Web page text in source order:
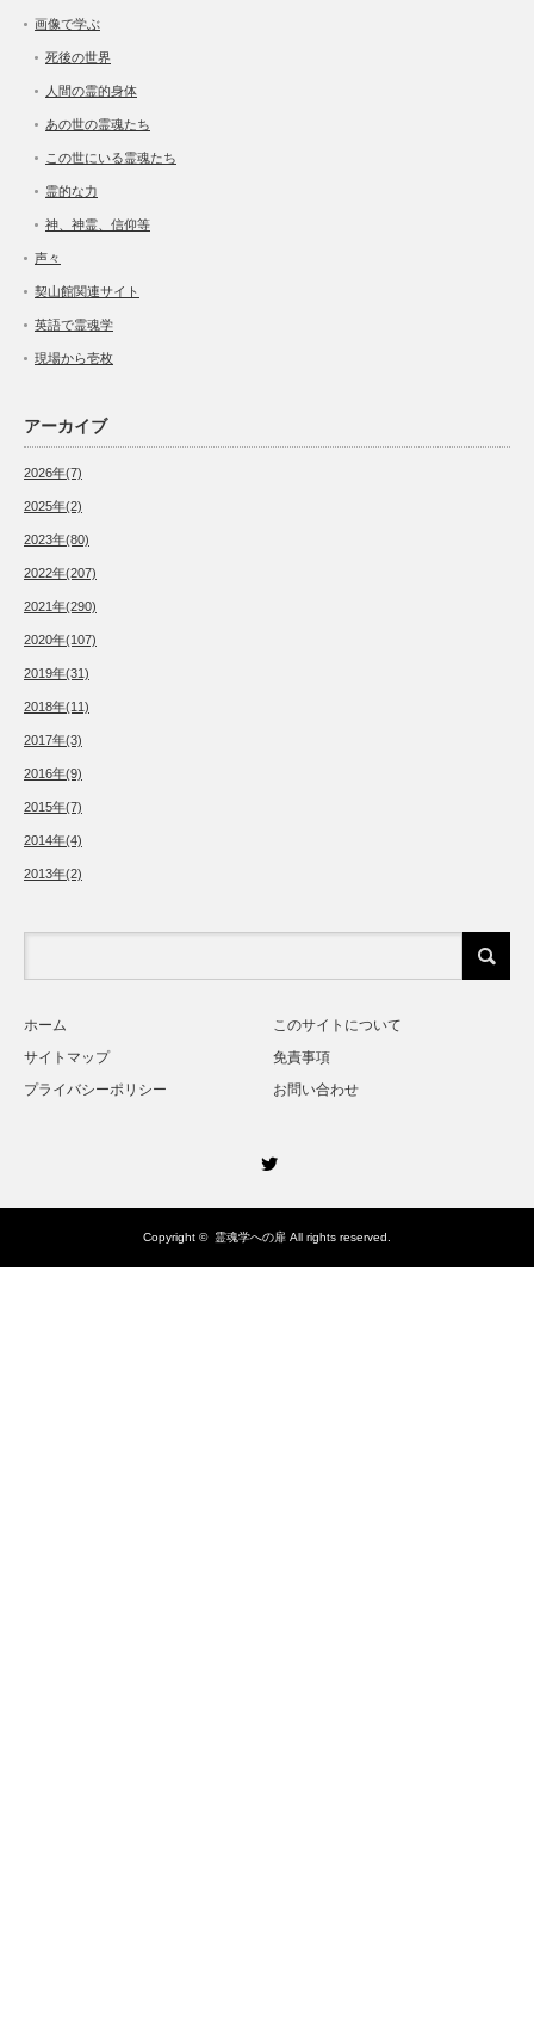
画像で学ぶ
死後の世界
人間の霊的身体
あの世の霊魂たち
この世にいる霊魂たち
霊的な力
神、神霊、信仰等
声々
契山館関連サイト
英語で霊魂学
現場から壱枚
アーカイブ
2026年(7)
2025年(2)
2023年(80)
2022年(207)
2021年(290)
2020年(107)
2019年(31)
2018年(11)
2017年(3)
2016年(9)
2015年(7)
2014年(4)
2013年(2)
ホーム
このサイトについて
サイトマップ
免責事項
プライバシーポリシー
お問い合わせ
Copyright © 霊魂学への扉 All rights reserved.